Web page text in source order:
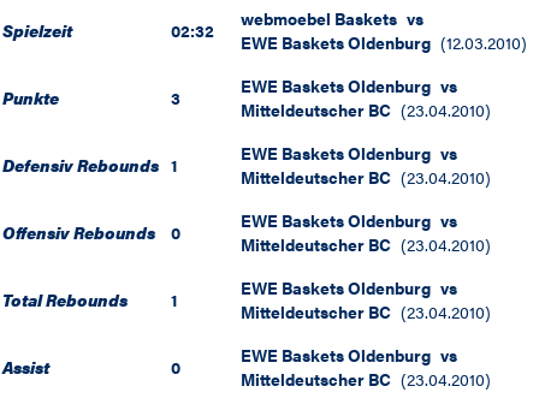
Spielzeit 02:32 webmoebel Baskets vs
EWE Baskets Oldenburg (12.03.2010)
Punkte 3 EWE Baskets Oldenburg vs
Mitteldeutscher BC (23.04.2010)
Defensiv Rebounds 1 EWE Baskets Oldenburg vs
Mitteldeutscher BC (23.04.2010)
Offensiv Rebounds 0 EWE Baskets Oldenburg vs
Mitteldeutscher BC (23.04.2010)
Total Rebounds 1 EWE Baskets Oldenburg vs
Mitteldeutscher BC (23.04.2010)
Assist 0 EWE Baskets Oldenburg vs
Mitteldeutscher BC (23.04.2010)